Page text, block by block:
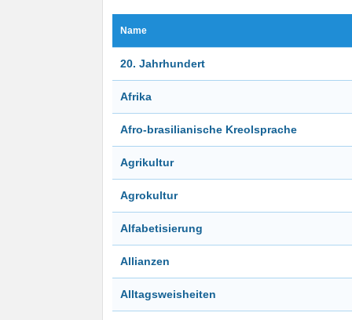
Name
20. Jahrhundert
Afrika
Afro-brasilianische Kreolsprache
Agrikultur
Agrokultur
Alfabetisierung
Allianzen
Alltagsweisheiten